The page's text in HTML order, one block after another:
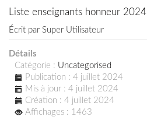
Liste enseignants honneur 2024
Écrit par Super Utilisateur
Détails
Catégorie : Uncategorised
Publication : 4 juillet 2024
Mis à jour : 4 juillet 2024
Création : 4 juillet 2024
Affichages : 1463